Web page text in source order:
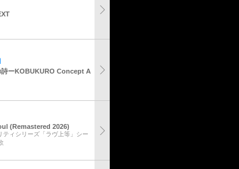
詩ーKOBUKURO Concept A
(Remastered 2026)
ティシリーズ「ラヴ上等」シー